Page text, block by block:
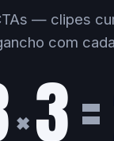
— clipes
com
×3=